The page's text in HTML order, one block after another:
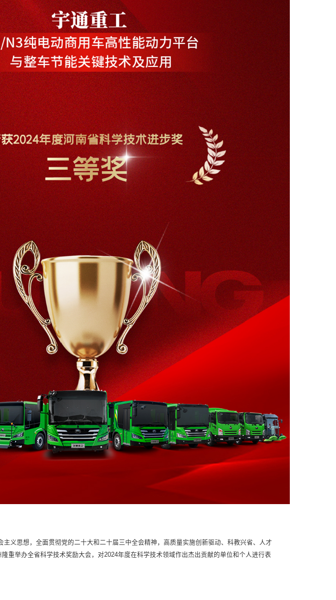
主义思想，全面贯彻党的二十大和二十届三中全会精神，高质量实施创新驱动、科教兴省、人才
重举办全省科学技术奖励大会，对2024年度在科学技术领域作出杰出贡献的单位和个人进行表